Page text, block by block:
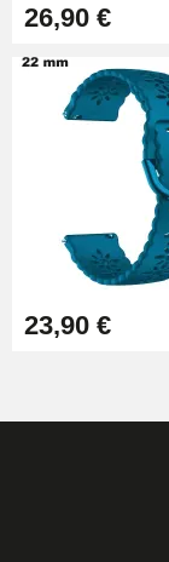
26,90 €
23,90 €